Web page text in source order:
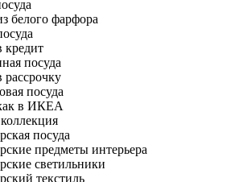
белого фарфора
кредит
посуда
рассрочку
посуда
в ИКЕА
посуда
предметы интерьера
светильники
текстиль